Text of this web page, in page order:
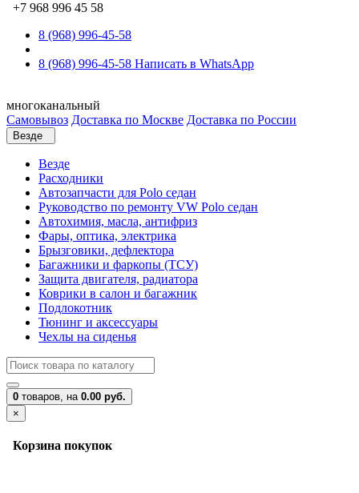
+7 968 996 45 58
8 (968) 996-45-58
8 (968) 996-45-58 Написать в WhatsApp
многоканальный
Самовывоз Доставка по Москве Доставка по России
Везде
Везде
Расходники
Автозапчасти для Polo седан
Руководство по ремонту VW Polo седан
Автохимия, масла, антифриз
Фары, оптика, электрика
Брызговики, дефлектора
Багажники и фаркопы (ТСУ)
Защита двигателя, радиатора
Коврики в салон и багажник
Подлокотник
Тюнинг и аксессуары
Чехлы на сиденья
0 товаров, на 0.00 руб.
×
Корзина покупок